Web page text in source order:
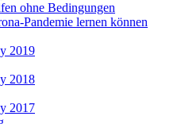
ohne Bedingungen
Pandemie lernen können
2019
2018
2017